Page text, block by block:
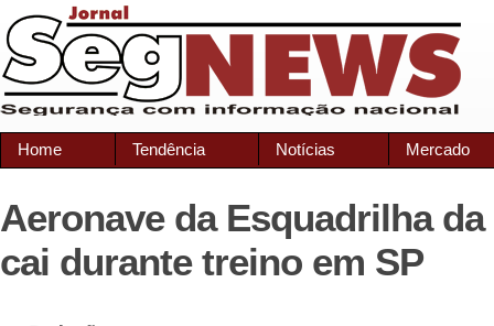
Home Tendência Notícias Mercado
Aeronave da Esquadrilha da
cai durante treino em SP